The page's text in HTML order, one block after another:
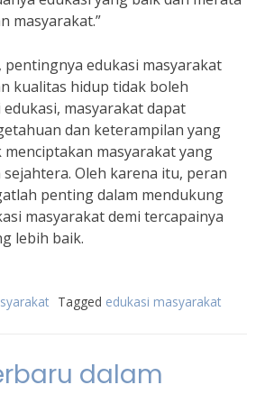
masyarakat.”
pentingnya edukasi masyarakat
kualitas hidup tidak boleh
masyarakat dapat
dan keterampilan yang
masyarakat yang
sejahtera. Oleh karena itu, peran
penting dalam mendukung
masyarakat demi tercapainya
lebih baik.
Tagged edukasi masyarakat
dalam